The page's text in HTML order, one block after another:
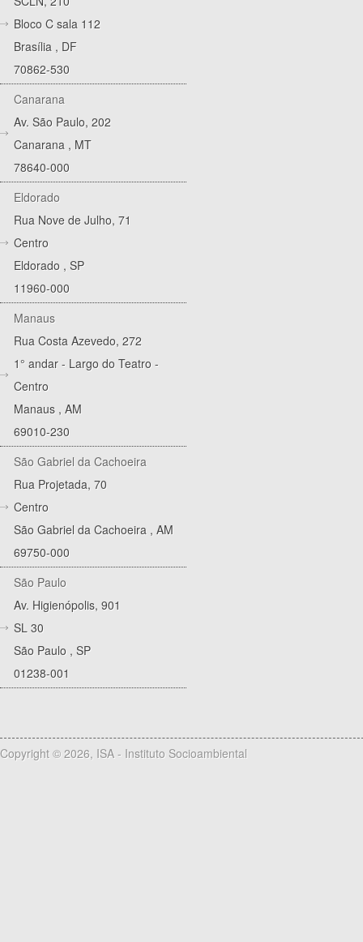
Bloco C sala 112
Brasília , DF
70862-530
Canarana
Av. São Paulo, 202
Canarana , MT
78640-000
Eldorado
Rua Nove de Julho, 71
Centro
Eldorado , SP
11960-000
Manaus
Rua Costa Azevedo, 272
1° andar - Largo do Teatro -
Centro
Manaus , AM
69010-230
São Gabriel da Cachoeira
Rua Projetada, 70
Centro
São Gabriel da Cachoeira , AM
69750-000
São Paulo
Av. Higienópolis, 901
SL 30
São Paulo , SP
01238-001
Copyright © 2026, ISA - Instituto Socioambiental